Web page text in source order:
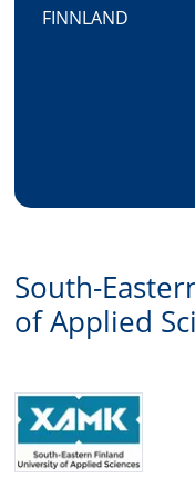
FINNLAND
South-
of Applied